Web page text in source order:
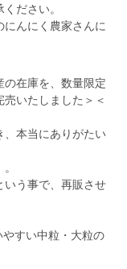
ださい。
んにく農家さんに
在庫を、数量限定
いたしました＞＜
、本当にありがたい
いう事で、再販させ
すい中粒・大粒の